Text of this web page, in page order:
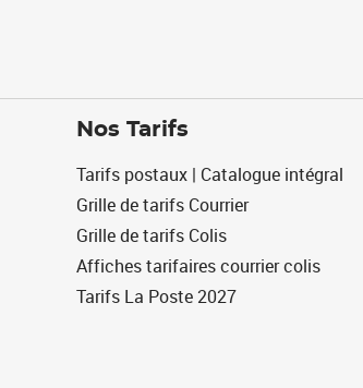
Nos Tarifs
Tarifs postaux | Catalogue intégral
Grille de tarifs Courrier
Grille de tarifs Colis
Affiches tarifaires courrier colis
Tarifs La Poste 2027